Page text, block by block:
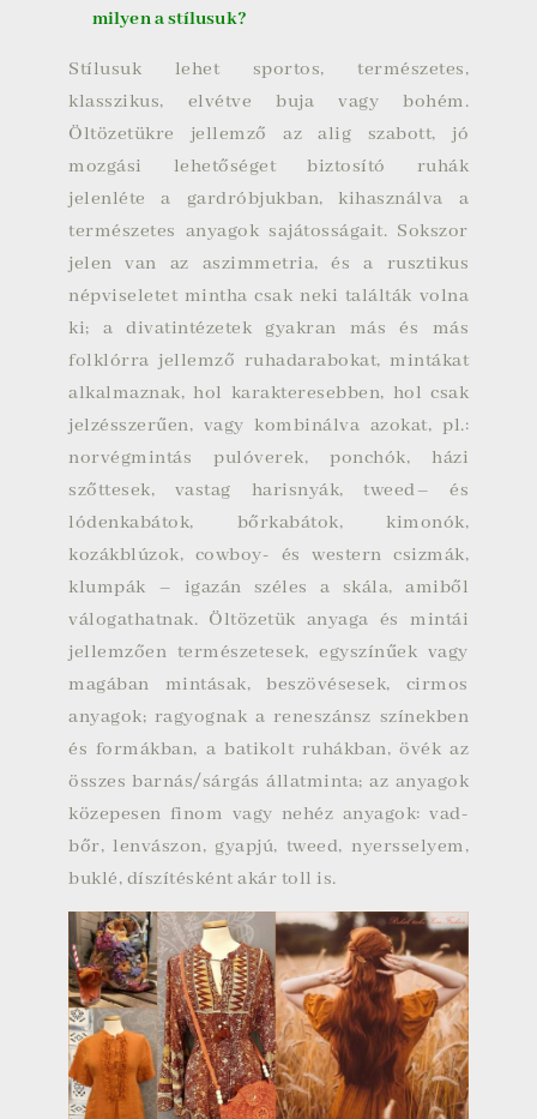
milyen a stílusuk?
Stílusuk lehet sportos, természetes,
klasszikus, elvétve buja vagy bohém.
Öltözetükre jellemző az alig szabott, jó
mozgási lehetőséget biztosító ruhák
jelenléte a gardróbjukban, kihasználva a
természetes anyagok sajátosságait. Sokszor
jelen van az aszimmetria, és a rusztikus
népviseletet mintha csak neki találták volna
ki; a divatintézetek gyakran más és más
folklórra jellemző ruhadarabokat, mintákat
alkalmaznak, hol karakteresebben, hol csak
jelzésszerűen, vagy kombinálva azokat, pl.:
norvégmintás pulóverek, ponchók, házi
szőttesek, vastag harisnyák,tweed– és
lódenkabátok, bőrkabátok, kimonók,
kozákblúzok, cowboy- és western csizmák,
klumpák – igazán széles a skála, amiből
válogathatnak. Öltözetük anyaga és mintái
jellemzően természetesek, egyszínűek vagy
magában mintásak, beszövésesek, cirmos
anyagok; ragyognak a reneszánsz színekben
és formákban, a batikolt ruhákban, övék az
összes barnás/sárgás állatminta; az anyagok
közepesen finom vagy nehéz anyagok: vad-
bőr, lenvászon, gyapjú, tweed, nyersselyem,
buklé, díszítésként akár toll is.